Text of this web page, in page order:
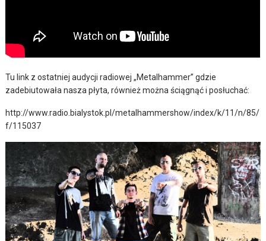
Tu link z ostatniej audycji radiowej „Metalhammer” gdzie
zadebiutowała nasza płyta, również można ściągnąć i posłuchać:
http://www.radio.bialystok.pl/metalhammershow/index/k/11/n/85/
f/115037